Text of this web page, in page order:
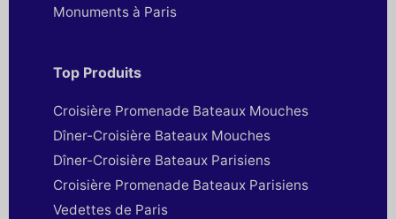
Monuments à Paris
Top Produits
Croisière Promenade Bateaux Mouches
Dîner-Croisière Bateaux Mouches
Dîner-Croisière Bateaux Parisiens
Croisière Promenade Bateaux Parisiens
Vedettes de Paris